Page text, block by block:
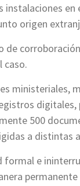
origen
de
caso.
ministeriales,
500
a distintas
formal e